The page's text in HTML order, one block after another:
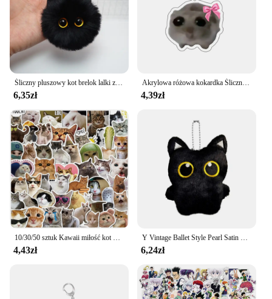
Śliczny pluszowy kot brelok lalki z kreskówek zabawka wisiorek brelok dla kobiet dziewcząt ozdoba torby brelok do kluczyków do samochodu dzieci prezenty akcesoria
6,35zł
Akrylowa różowa kokardka Śliczny piasek Chomik Breloki do kluczy Zabawny wisiorek do toreb Akcesoria Biżuteria Fani Prezent Zdjęcie Dekoracja
4,39zł
10/30/50 sztuk Kawaii miłość kot naklejka pcv estetyczna dziecięca koreańska dekoracja Scrapbooking papiernicze artykuły szkolne dla dzieci
4,43zł
Y Vintage Ballet Style Pearl Satin Bow Grab Clip On The Back Of The Head Women Girls Simple Pan Hairpin Claw Akcesoria do włosów
6,24zł